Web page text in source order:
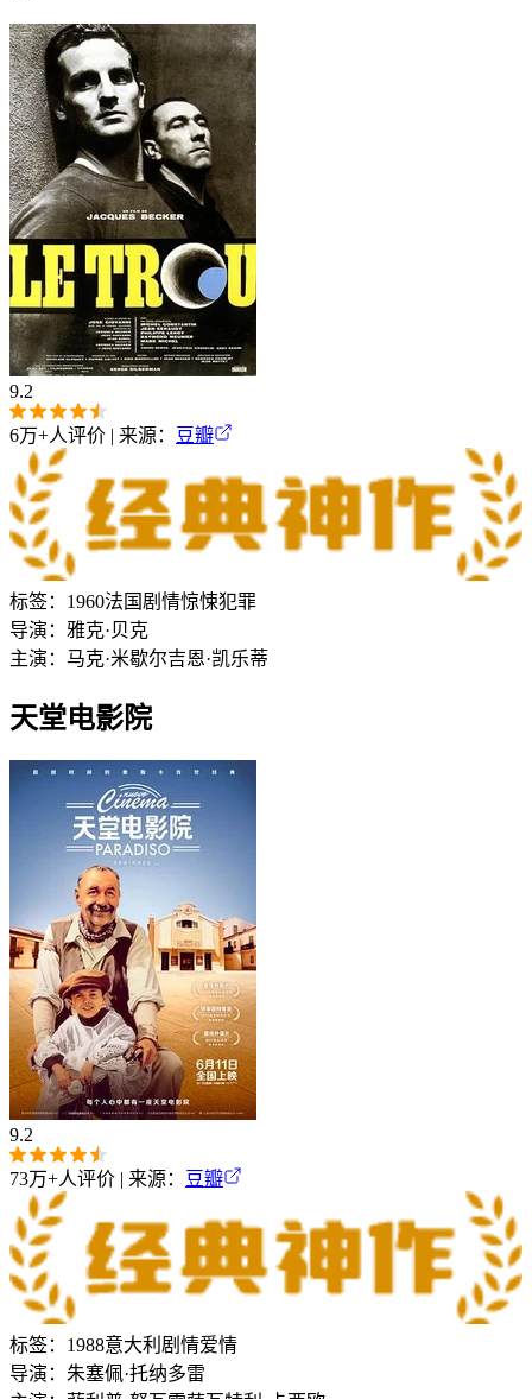
9.2
6万+人评价 | 来源： 豆瓣
标签： 1960法国剧情惊悚犯罪
导演： 雅克·贝克
主演： 马克·米歇尔吉恩·凯乐蒂
天堂电影院
9.2
73万+人评价 | 来源： 豆瓣
标签： 1988意大利 剧情爱情
导演： 朱塞佩·托纳多雷